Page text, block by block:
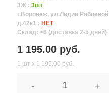
3Ж : 3шт
г.Воронеж, ул.Лидии Рябцевой
д.42к1 : НЕТ
Склад: >6 (доставка 2-5 дней)
1 195.00 руб.
1 шт х 1 195.00 руб.
- +